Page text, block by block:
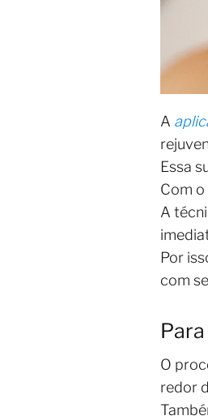
A
Essa
Com
A
Por
com
O
redor